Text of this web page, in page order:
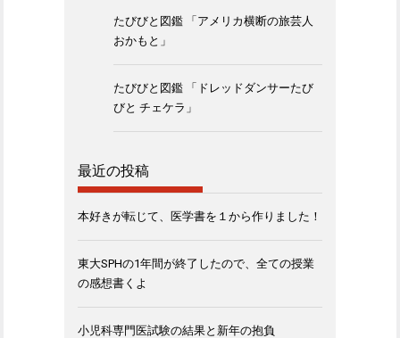
たびびと図鑑 「アメリカ横断の旅芸人
おかもと」
たびびと図鑑 「ドレッドダンサーたび
びと チェケラ」
最近の投稿
本好きが転じて、医学書を１から作りました！
東大SPHの1年間が終了したので、全ての授業
の感想書くよ
小児科専門医試験の結果と新年の抱負